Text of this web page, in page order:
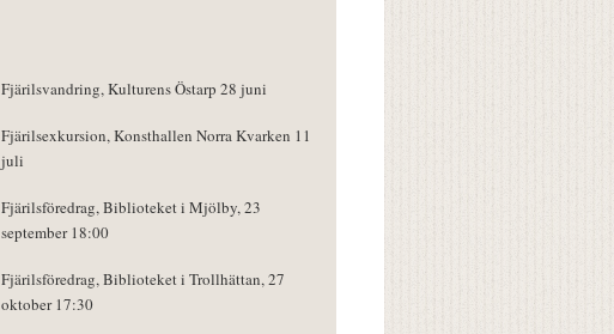
Fjärilsvandring, Kulturens Östarp 28 juni
Fjärilsexkursion, Konsthallen Norra Kvarken 11
juli
Fjärilsföredrag, Biblioteket i Mjölby, 23
september 18:00
Fjärilsföredrag, Biblioteket i Trollhättan, 27
oktober 17:30